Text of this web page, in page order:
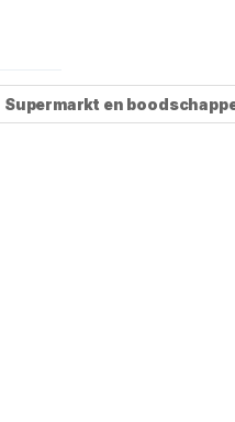
Supermarkt en